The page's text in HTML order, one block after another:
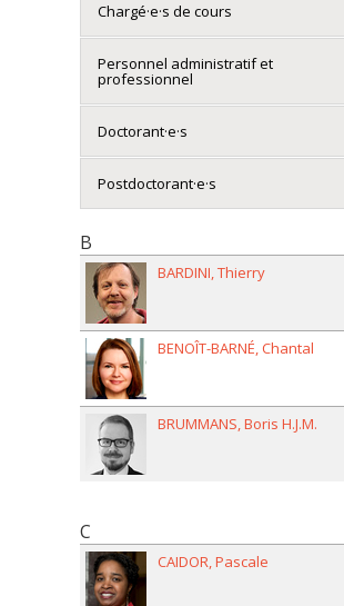
Chargé·e·s de cours
Personnel administratif et
professionnel
Doctorant·e·s
Postdoctorant·e·s
B
BARDINI Thierry
BENOÎT-BARNÉ Chantal
BRUMMANS Boris H.J.M.
C
CAIDOR Pascale